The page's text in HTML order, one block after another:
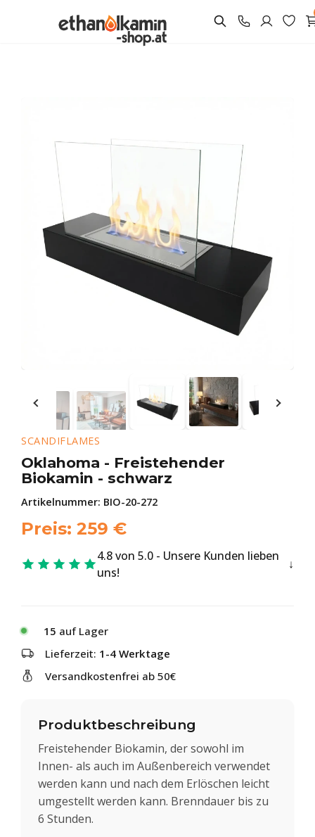
SCANDIFLAMES
Oklahoma - Freistehender
Biokamin - schwarz
Artikelnummer: BIO-20-272
Preis: 259 €
4.8 von 5.0 - Unsere Kunden lieben
uns!
15 auf Lager
Lieferzeit: 1-4 Werktage
Versandkostenfrei ab 50€
Produktbeschreibung
Freistehender Biokamin, der sowohl im
Innen- als auch im Außenbereich verwendet
werden kann und nach dem Erlöschen leicht
umgestellt werden kann. Brenndauer bis zu
6 Stunden.